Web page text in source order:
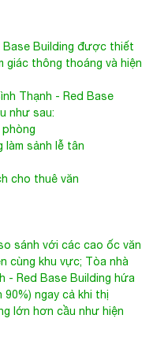
Base Building được thiết
giác thông thoáng và hiện
Thạnh - Red Base
như sau:
phòng
sảnh lễ tân
cho thuê văn
sánh với các cao ốc văn
cùng khu vực; Tòa nhà
- Red Base Building hứa
ngay cả khi thị
lớn hơn cầu như hiện